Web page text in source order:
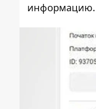
информацию.